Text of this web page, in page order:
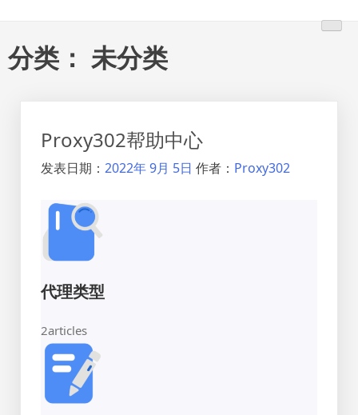
内分类： 未分类
Proxy302帮助中心
发表日期： 2022年 9月 5日 作者： Proxy302
代理类型
2articles